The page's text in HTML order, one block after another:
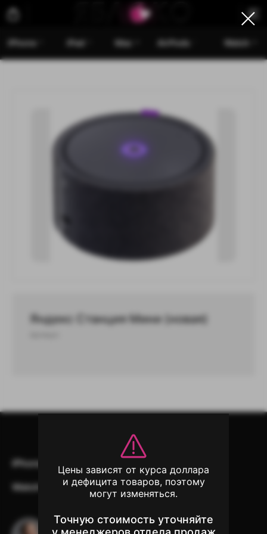
iPhone iPad Mac AirPods Watch
Яндекс Станция Мини (новая)
iPhone iPad
Watch
Другая техника
Аксессуары
Остались вопросы?
Цены зависят от курса доллара
и дефицита товаров, поэтому
могут изменяться.
Точную стоимость уточняйте